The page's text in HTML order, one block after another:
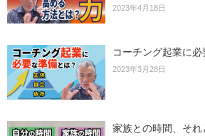
2023年4月18日
コーチング起業に
2023年3月28日
家族との時間、そ